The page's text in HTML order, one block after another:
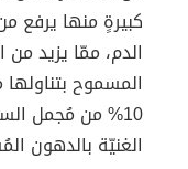
كبيرةٍ منها يرفع
الدم، ممّا يزيد
المسموح
10% من مُجمل
الغنيّة بالدهون